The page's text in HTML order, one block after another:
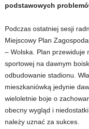
podstawowych
Podczas ostatniej sesji
Miejscowy Plan
– Wolska. Plan przewiduje
sportowej na dawnym
odbudowanie stadionu.
mieszkaniówką jedynie
wieloletnie boje o
obecny wygląd i
należy uznać za sukces.